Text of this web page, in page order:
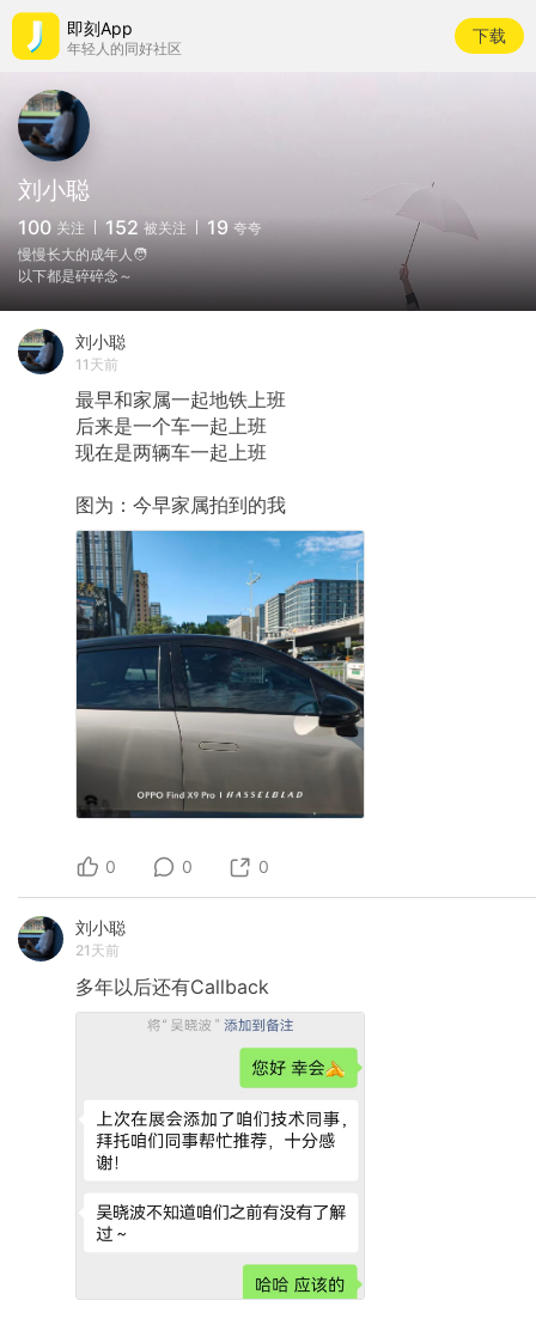
即刻App
年轻人的同好社区
下载
刘小聪
100 关注 152 被关注 19 夸夸
慢慢长大的成年人🧑
以下都是碎碎念～
刘小聪
11天前
最早和家属一起地铁上班
后来是一个车一起上班
现在是两辆车一起上班
图为：今早家属拍到的我
0 0 0
刘小聪
21天前
多年以后还有Callback